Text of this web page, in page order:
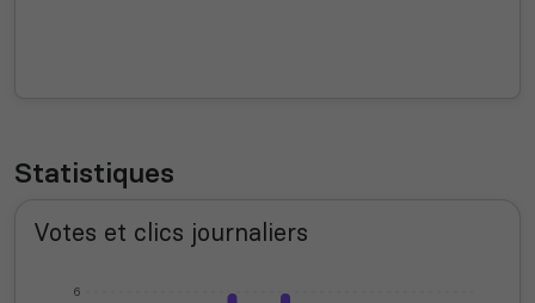
Statistiques
Votes et clics journaliers
6